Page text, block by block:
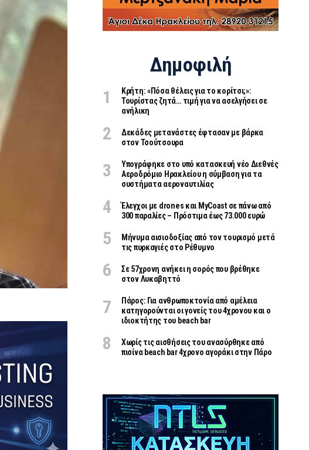
Δημοφιλή
Κρήτη: «Πόσα θέλεις για το κορίτσι;»:
Τουρίστας ζητά… τιμή για να ασελγήσει σε
ανήλικη
Δεκάδες μετανάστες έφτασαν με βάρκα
στον Τσούτσουρα
Υπογράφηκε στο υπό κατασκευή νέο Διεθνές
Αεροδρόμιο Ηρακλείου η σύμβαση για τα
συστήματα αεροναυτιλίας
Έλεγχοι με drones και MyCoast σε πάνω από
300 παραλίες – Πρόστιμα έως 73.000 ευρώ
Μήνυμα αισιοδοξίας από τον τουρισμό μετά
τις πυρκαγιές στο Ρέθυμνο
Σε 57χρονη ανήκει η σορός που βρέθηκε
στον Λυκαβηττό
Πάρος: Για ανθρωποκτονία από αμέλεια
κατηγορούνται οι γονείς του 4χρονου και ο
ιδιοκτήτης του beach bar
Χωρίς τις αισθήσεις του ανασύρθηκε από
πισίνα beach bar 4χρονο αγοράκι στην Πάρο